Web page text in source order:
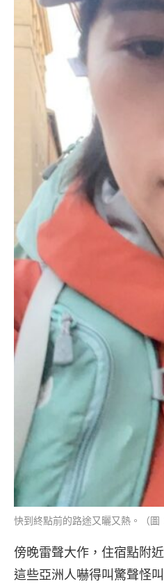
快到終點前的路途又曬又熱。（圖
傍晚雷聲大作，住宿點附
這些亞洲人嚇得叫驚聲怪